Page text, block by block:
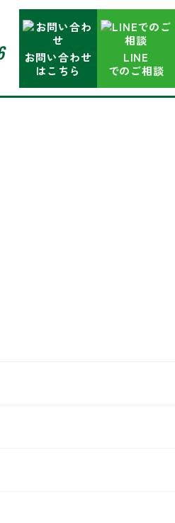
お問い合わせ
はこちら
LINE
でのご相談